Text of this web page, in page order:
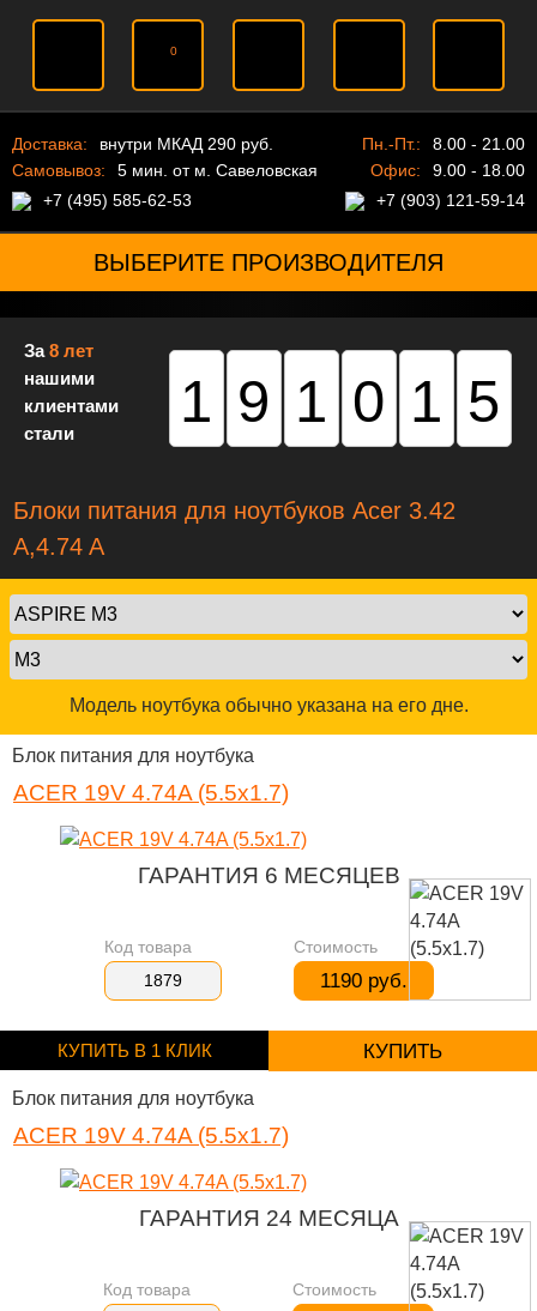
0
Доставка:
внутри МКАД 290 руб.
Самовывоз:
5 мин. от м. Савеловская
+7 (495) 585-62-53
Пн.-Пт.:
8.00 - 21.00
Офис:
9.00 - 18.00
+7 (903) 121-59-14
ВЫБЕРИТЕ ПРОИЗВОДИТЕЛЯ
За8 лет
нашими
клиентами
стали
191015
Блоки питания для ноутбуков Acer 3.42
A,4.74 A
Модель ноутбука обычно указана на его дне.
Блок питания для ноутбука
ACER 19V 4.74A (5.5x1.7)
ГАРАНТИЯ 6 МЕСЯЦЕВ
Код товара
1879
Стоимость
1190 руб.
КУПИТЬ В 1 КЛИК КУПИТЬ
Блок питания для ноутбука
ACER 19V 4.74A (5.5x1.7)
ГАРАНТИЯ 24 МЕСЯЦА
Код товара
Стоимость